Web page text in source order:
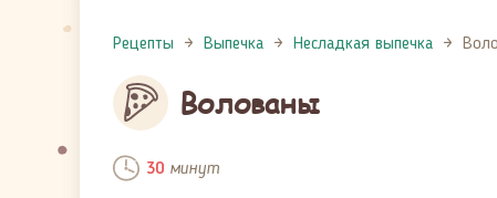
Рецепты Выпечка Несладкая выпечка
Волованы
30минут